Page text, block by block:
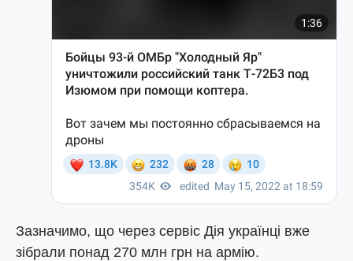
Зазначимо, що через сервіс Дія українці вже
зібрали понад 270 млн грн на армію.